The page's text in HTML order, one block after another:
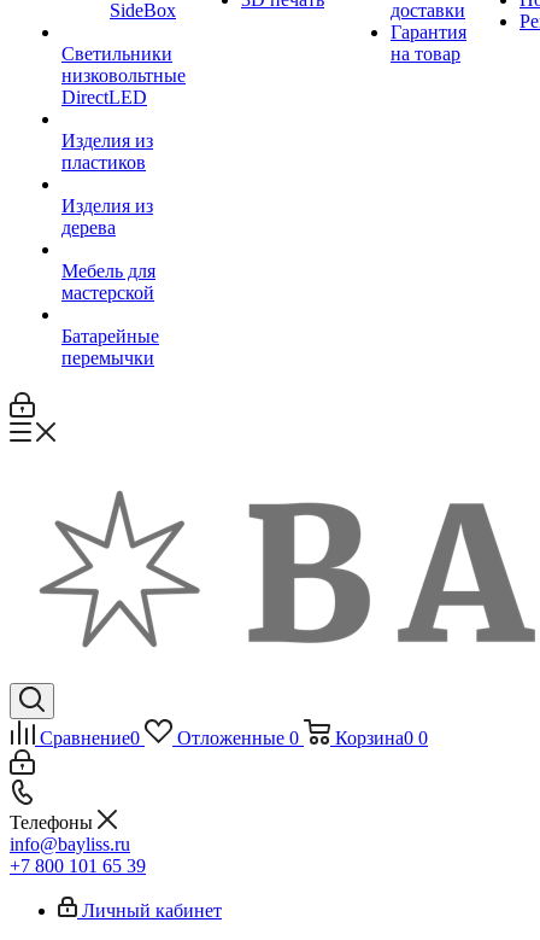
SideBox
Светильники
низковольтные
DirectLED
Изделия из
пластиков
Изделия из
дерева
Мебель для
мастерской
Батарейные
перемычки
доставки
Гарантия
на товар
Сравнение0 Отложенные 0 Корзина0 0
Телефоны
info@bayliss.ru
+7 800 101 65 39
Личный кабинет